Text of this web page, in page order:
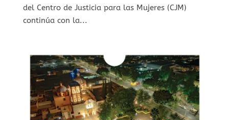
del Centro de Justicia para las Mujeres (CJM)
continúa con la...